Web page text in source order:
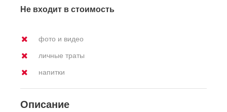
Не входит в стоимость
фото и видео
личные траты
напитки
Описание